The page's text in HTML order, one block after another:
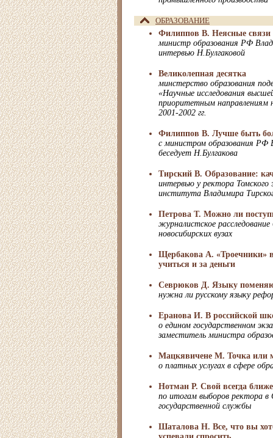
ОБРАЗОВАНИЕ
Филиппов В. Неясные связи
министр образования РФ
интервью Н.Булгаковой
Великолепная десятка
минстерство образования
«Научные исследования
приоритетным направлениям
2001-2002 гг.
Филиппов В. Лучше быть
с министром образования РФ
беседует Н.Булгакова
Тирский В. Образование:
интервью у ректора Томского
института Владимира
Петрова Т. Можно ли
журналистское расследование
новосибирских вузах
Щербакова А. «Троечники»
учиться и за деньги
Севрюков Д. Языку
нужна ли русскому языку
Еранова И. В российской
о едином государственном
заместитель министра
Мацкявичене М. Точка или
о платных услугах в сфере
Нотман Р. Свой всегда ближе
по итогам выборов ректора в
государственной службы
Шаталова Н. Все, что вы